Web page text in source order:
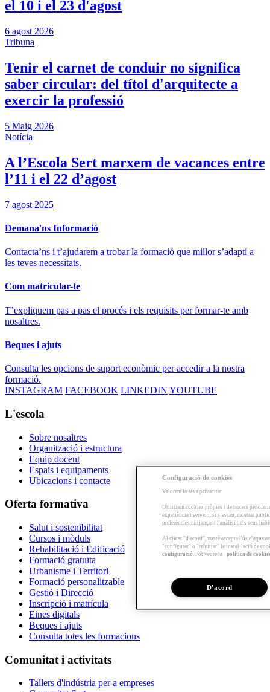
el 10 i el 23 d'agost
6 agost 2026
Tribuna
Tenir el carnet de conduir no significa
saber circular: del títol d'arquitecte a
exercir la professió
5 Maig 2026
Notícia
A l’Escola Sert marxem de vacances entre
l’11 i el 22 d’agost
7 agost 2025
Demana'ns Informació
Contacta’ns i t’ajudarem a trobar la formació que millor s’adapti a
les teves necessitats.
Com matricular-te
T’expliquem pas a pas el procés i els requisits per formar-te amb
nosaltres.
Beques i ajuts
Consulta les opcions de suport econòmic per accedir a la nostra
formació.
INSTAGRAM FACEBOOK LINKEDIN YOUTUBE
L'escola
Sobre nosaltres
Organització i estructura
Equip docent
Espais i equipaments
Ubicacions i contacte
Oferta formativa
Salut i sostenibilitat
Cursos i mòduls
Rehabilitació i Edificació
Formació gratuïta
Urbanisme i Territori
Formació personalitzable
Gestió i Direcció
Inscripció i matrícula
Eines digitals
Beques i ajuts
Consulta totes les formacions
Comunitat i activitats
Tallers d'indústria per a empreses
Configuració de cookies
Valorem la seva privacitat
Utilitzem cookies pròpies i de tercers per
experiència i servei i, si s’escau, mostrar
preferències mitjançant l'anàlisi dels seus
Al clicar "d'acord", vostè accepta l'ús
"configurar" o "rebutjar" la instal·lació de
configuració . Pot veure la política de
D'acord